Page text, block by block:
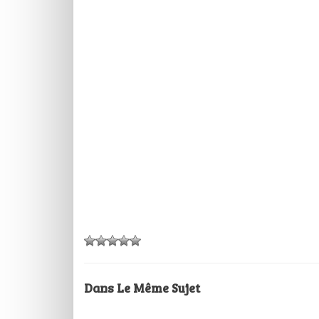
Dans Le Même Sujet